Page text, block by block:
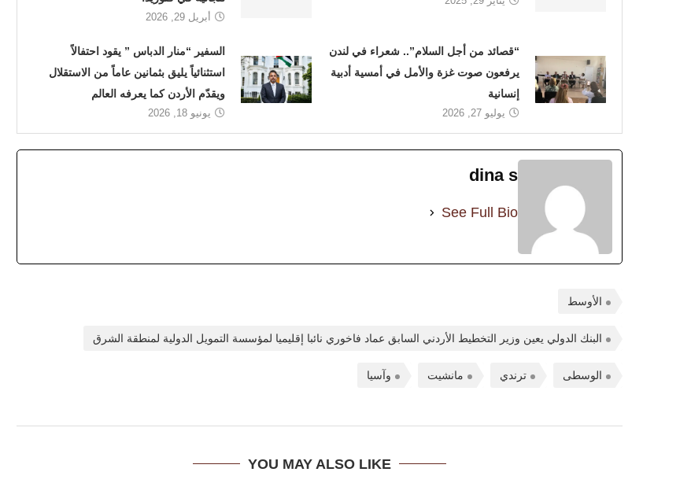
أبريل 29, 2026
“قصائد من أجل السلام”.. شعراء في لندن
يرفعون صوت غزة والأمل في أمسية أدبية
إنسانية
يوليو 27, 2026
السفير “منار الدباس ” يقود احتفالاً
استثنائياً يليق بثمانين عاماً من الاستقلال
ويقدّم الأردن كما يعرفه العالم
يونيو 18, 2026
dina s
See Full Bio
الأوسط
البنك الدولي يعين وزير التخطيط الأردني السابق عماد فاخوري نائبا إقليميا لمؤسسة التمويل الدولية لمنطقة الشرق
الوسطى ترندي مانشيت وآسيا
YOU MAY ALSO LIKE